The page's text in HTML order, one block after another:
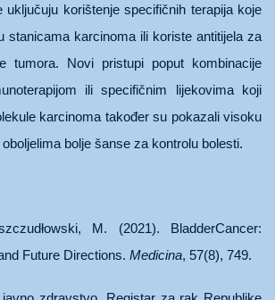
uključuju korištenje specifičnih terapija koje
stanicama karcinoma ili koriste antitijela za
tumora. Novi pristupi poput kombinacije
ili specifičnim lijekovima koji
karcinoma također su pokazali visoku
bolje šanse za kontrolu bolesti.
M. (2021). BladderCancer:
Future Directions. Medicina, 57(8), 749.